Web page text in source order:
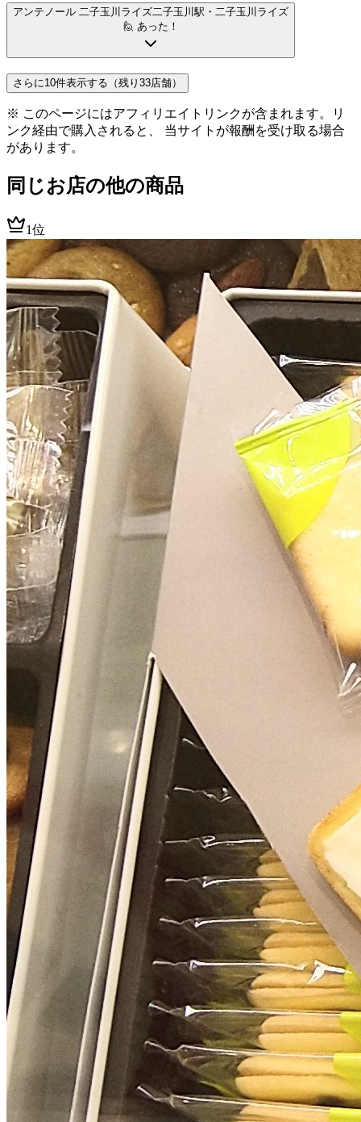
アンテノール 二子玉川ライズ二子玉川駅 ・二子玉川ライズ
🙋 あった！
さらに10件表示する（残り33店舗）
※ このページにはアフィリエイトリンクが含まれます。リ
ンク経由で購入されると、 当サイトが報酬を受け取る場合
があります。
同じお店の他の商品
1位